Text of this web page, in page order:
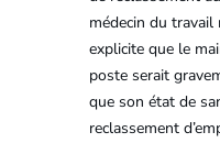
médecin du travail
explicite que le
poste serait
que son état de
reclassement